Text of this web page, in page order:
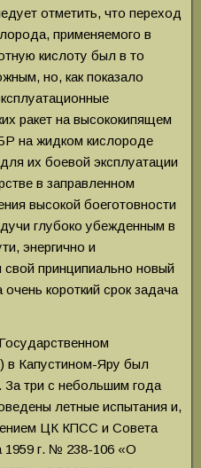
отметить, что переход
применяемого в
кислоту был в то
но, как показало
ракет на высококипящем
на жидком кислороде
их боевой эксплуатации
в заправленном
высокой боеготовности
глубоко убежденным в
энергично и
принципиально новый
короткий срок задача
в Капустином-Яру был
За три с небольшим года
летные испытания и,
ЦК КПСС и Совета
г. № 238-106 «О